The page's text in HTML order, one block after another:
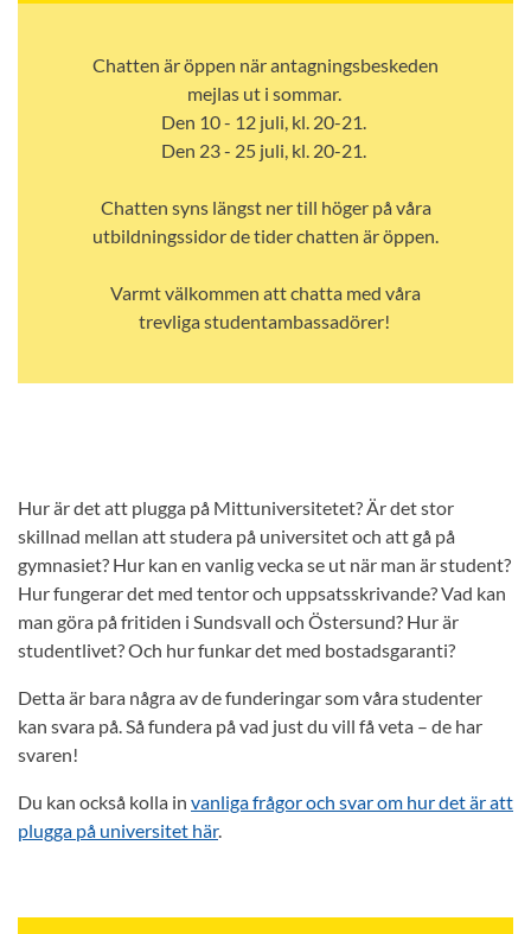
Chatten är öppen när antagningsbeskeden
mejlas ut i sommar.
Den 10 - 12 juli, kl. 20-21.
Den 23 - 25 juli, kl. 20-21.
Chatten syns längst ner till höger på våra
utbildningssidor de tider chatten är öppen.
Varmt välkommen att chatta med våra
trevliga studentambassadörer!
Hur är det att plugga på Mittuniversitetet? Är det stor
skillnad mellan att studera på universitet och att gå på
gymnasiet? Hur kan en vanlig vecka se ut när man är student?
Hur fungerar det med tentor och uppsatsskrivande? Vad kan
man göra på fritiden i Sundsvall och Östersund? Hur är
studentlivet? Och hur funkar det med bostadsgaranti?
Detta är bara några av de funderingar som våra studenter
kan svara på. Så fundera på vad just du vill få veta – de har
svaren!
Du kan också kolla in vanliga frågor och svar om hur det är att
plugga på universitet här.